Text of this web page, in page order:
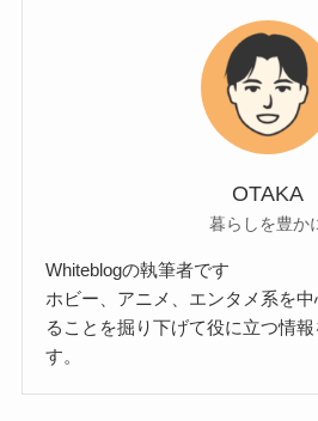
OTAKA
暮らしを豊か
Whiteblogの執筆者です
ホビー、アニメ、エンタメ系を
ることを掘り下げて役に立つ情
す。